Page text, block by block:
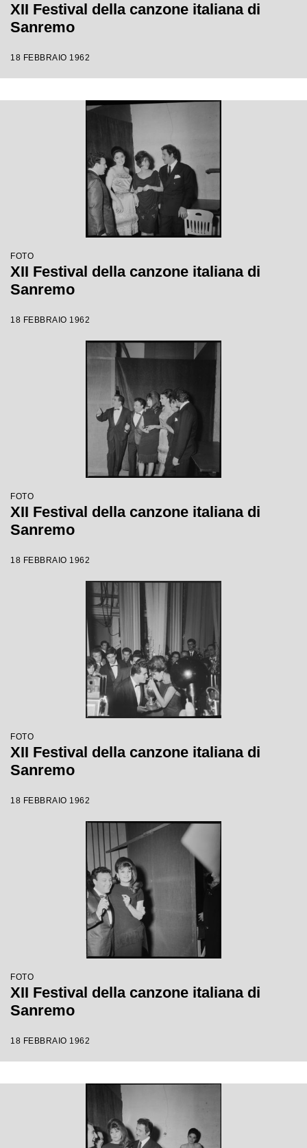
XII Festival della canzone italiana di
Sanremo
18 FEBBRAIO 1962
FOTO
XII Festival della canzone italiana di
Sanremo
18 FEBBRAIO 1962
FOTO
XII Festival della canzone italiana di
Sanremo
18 FEBBRAIO 1962
FOTO
XII Festival della canzone italiana di
Sanremo
18 FEBBRAIO 1962
FOTO
XII Festival della canzone italiana di
Sanremo
18 FEBBRAIO 1962